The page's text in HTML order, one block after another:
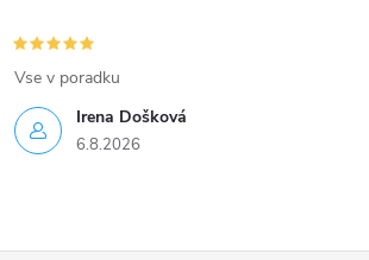
Irena Došková
6.8.2026
Vse v poradku